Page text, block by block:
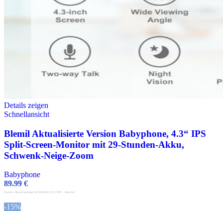
Details zeigen
Schnellansicht
Blemil Aktualisierte Version Babyphone, 4.3“ IPS
Split-Screen-Monitor mit 29-Stunden-Akku,
Schwenk-Neige-Zoom
Babyphone
89.99 €
(Letzte Aktualisierung 04/23/2026 13:51 PST - Details)
-15%